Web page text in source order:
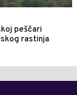
peščari
rastinja